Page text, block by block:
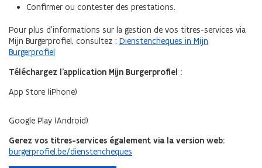
Confirmer ou contester des prestations.
Pour plus d’informations sur la gestion de vos titres-services via
Mijn Burgerprofiel, consultez : Dienstencheques in Mijn
Burgerprofiel
Téléchargez l’application Mijn Burgerprofiel :
App Store (iPhone)
Google Play (Android)
Gerez vos titres-services également via la version web:
burgerprofiel.be/dienstencheques